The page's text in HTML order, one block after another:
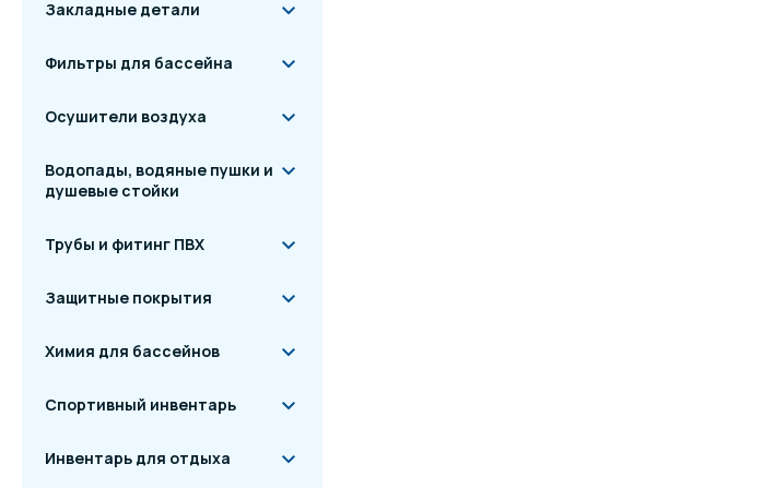
Закладные детали
Фильтры для бассейна
Осушители воздуха
Водопады, водяные пушки и
душевые стойки
Трубы и фитинг ПВХ
Защитные покрытия
Химия для бассейнов
Спортивный инвентарь
Инвентарь для отдыха